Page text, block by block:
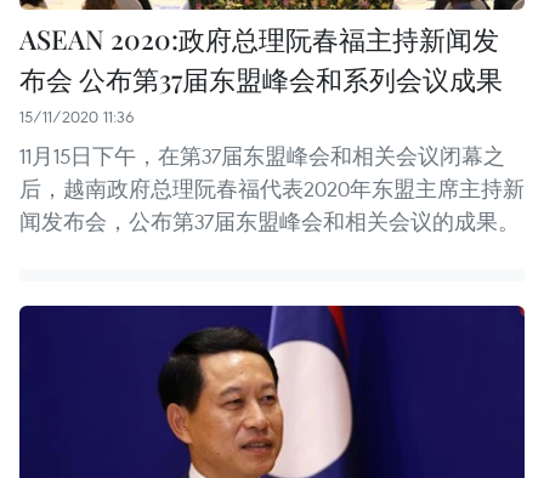
ASEAN 2020:政府总理阮春福主持新闻发
布会 公布第37届东盟峰会和系列会议成果
15/11/2020 11:36
11月15日下午，在第37届东盟峰会和相关会议闭幕之
后，越南政府总理阮春福代表2020年东盟主席主持新
闻发布会，公布第37届东盟峰会和相关会议的成果。